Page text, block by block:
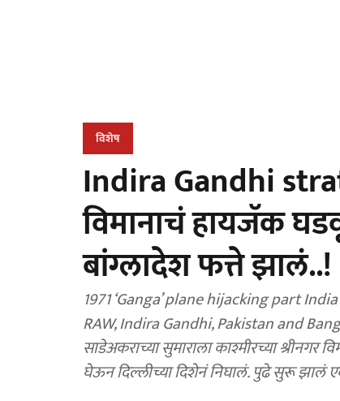
विशेष
Indira Gandhi
विमानाचं हायजॅक
बांग्लादेश फत्ते झालं..!
1971 ‘Ganga’ plane hijacking part
RAW, Indira Gandhi, Pakistan and
साडेअकराच्या सुमाराला काश्मीरच्या श्रीनगर
घेऊन दिल्लीच्या दिशेनं निघालं. पुढे सुरू झालं